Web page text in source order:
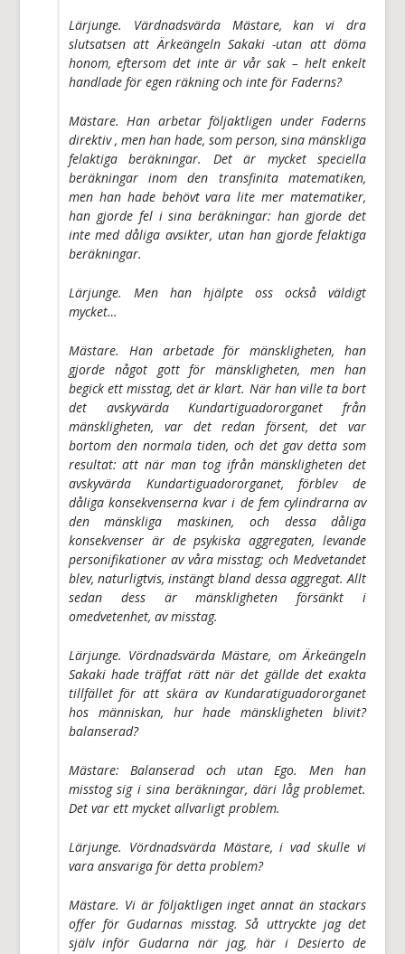
Lärjunge. Värdnadsvärda Mästare, kan vi dra
slutsatsen att Ärkeängeln Sakaki -utan att döma
honom, eftersom det inte är vår sak – helt enkelt
handlade för egen räkning och inte för Faderns?
Mästare. Han arbetar följaktligen under Faderns
direktiv , men han hade, som person, sina mänskliga
felaktiga beräkningar. Det är mycket speciella
beräkningar inom den transfinita matematiken,
men han hade behövt vara lite mer matematiker,
han gjorde fel i sina beräkningar: han gjorde det
inte med dåliga avsikter, utan han gjorde felaktiga
beräkningar.
Lärjunge. Men han hjälpte oss också väldigt
mycket…
Mästare. Han arbetade för mänskligheten, han
gjorde något gott för mänskligheten, men han
begick ett misstag, det är klart. När han ville ta bort
det avskyvärda Kundartiguadororganet från
mänskligheten, var det redan försent, det var
bortom den normala tiden, och det gav detta som
resultat: att när man tog ifrån mänskligheten det
avskyvärda Kundartiguadororganet, förblev de
dåliga konsekvenserna kvar i de fem cylindrarna av
den mänskliga maskinen, och dessa dåliga
konsekvenser är de psykiska aggregaten, levande
personifikationer av våra misstag; och Medvetandet
blev, naturligtvis, instängt bland dessa aggregat. Allt
sedan dess är mänskligheten försänkt i
omedvetenhet, av misstag.
Lärjunge. Vördnadsvärda Mästare, om Ärkeängeln
Sakaki hade träffat rätt när det gällde det exakta
tillfället för att skära av Kundaratiguadororganet
hos människan, hur hade mänskligheten blivit?
balanserad?
Mästare: Balanserad och utan Ego. Men han
misstog sig i sina beräkningar, däri låg problemet.
Det var ett mycket allvarligt problem.
Lärjunge. Vördnadsvärda Mästare, i vad skulle vi
vara ansvariga för detta problem?
Mästare. Vi är följaktligen inget annat än stackars
offer för Gudarnas misstag. Så uttryckte jag det
själv inför Gudarna när jag, här i Desierto de